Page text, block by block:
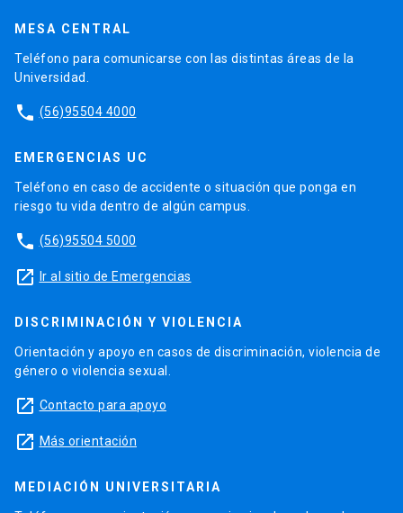
MESA CENTRAL
Teléfono para comunicarse con las distintas áreas de la
Universidad.
phone (56)95504 4000
EMERGENCIAS UC
Teléfono en caso de accidente o situación que ponga en
riesgo tu vida dentro de algún campus.
phone (56)95504 5000
launch Ir al sitio de Emergencias
DISCRIMINACIÓN Y VIOLENCIA
Orientación y apoyo en casos de discriminación, violencia de
género o violencia sexual.
launch Contacto para apoyo
launch Más orientación
MEDIACIÓN UNIVERSITARIA